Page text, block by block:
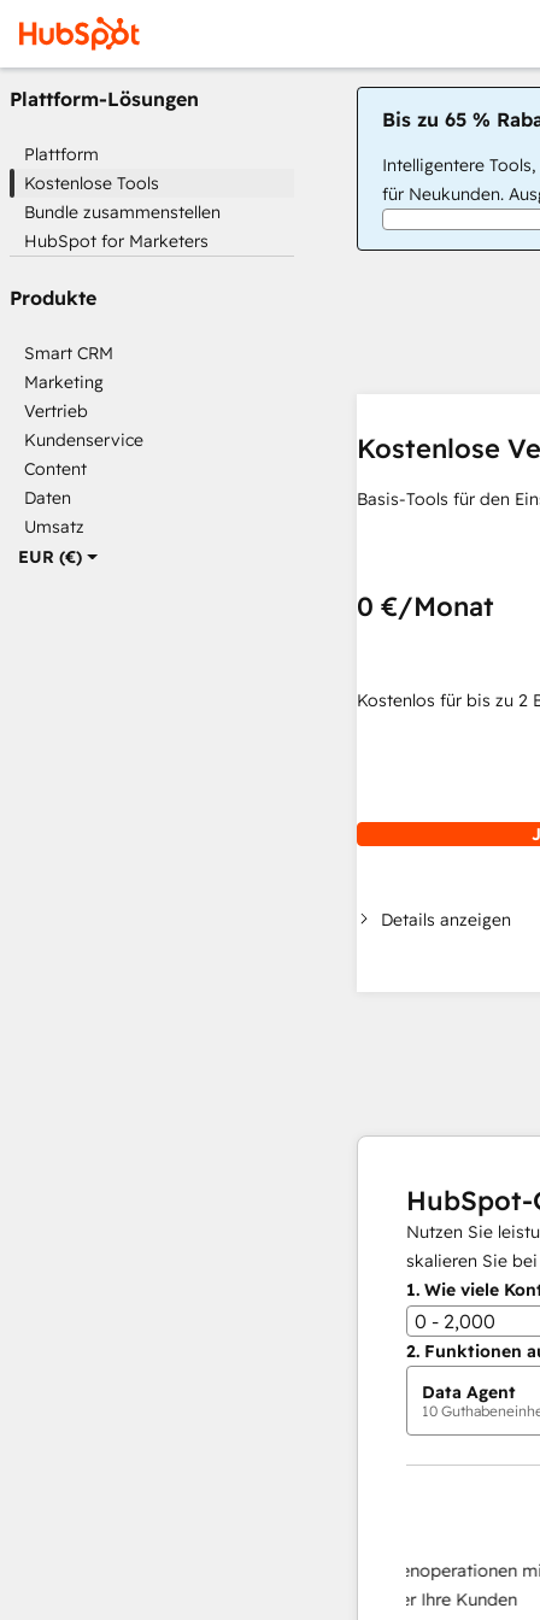
EUR (€)
Plattform-Lösungen
Plattform
Kostenlose Tools
Bundle zusammenstellen
HubSpot for Marketers
Produkte
Smart CRM
Marketing
Vertrieb
Kundenservice
Content
Daten
Umsatz
Bis zu 65 %
Intelligentere
für Neukunden.
Kostenlose
Basis-Tools für den
0 €/Monat
Kostenlos für bis zu 2
Details anzeigen
HubSpot-
Nutzen Sie
skalieren Sie
1. Wie viele
0 - 2,000
2. Funktionen
Data Agent
10
Skalieren Sie Ihrer Datenoperationen mit
KI-gestützten Agent, der Ihre Kunden